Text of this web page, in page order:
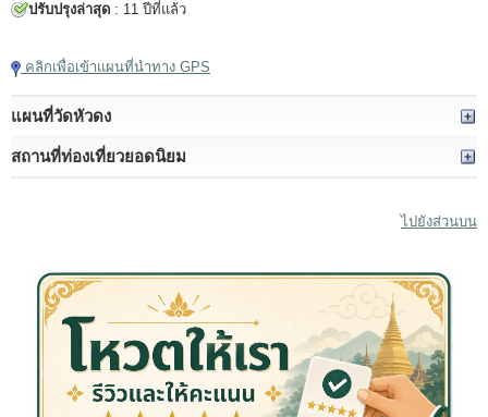
ปรับปรุงล่าสุด : 11 ปีที่แล้ว
คลิกเพื่อเข้าแผนที่นำทาง GPS
แผนที่วัดหัวดง
สถานที่ท่องเที่ยวยอดนิยม
ไปยังส่วนบน